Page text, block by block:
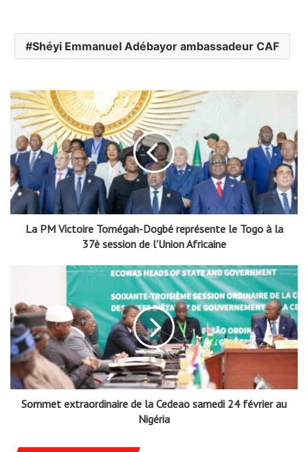
Shéyi Emmanuel Adébayor ambassadeur CAF
La PM Victoire Tomégah-Dogbé représente le Togo à la
37è session de l'Union Africaine
Sommet extraordinaire de la Cedeao samedi 24 février au
Nigéria